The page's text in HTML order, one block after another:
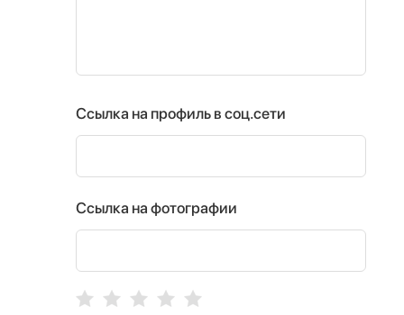
Ссылка на профиль в соц.сети
Ссылка на фотографии